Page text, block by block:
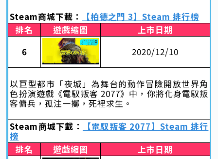
Steam商城下載：
【柏德之門 3】Steam 排行榜
排名
遊戲縮圖
上市日期
6
2020/12/10
以巨型都市「夜城」為舞台的動作冒險開放世界角
色扮演遊戲《電馭叛客 2077》中，你將化身電馭叛
客傭兵，孤注一擲，死裡求生。
Steam商城下載：
【電馭叛客 2077】Steam 排行
榜
排名
遊戲縮圖
上市日期